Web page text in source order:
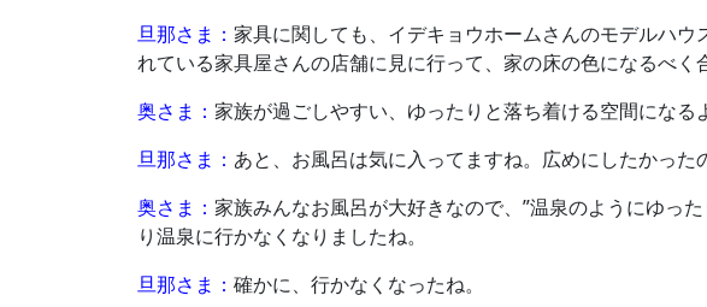
旦那さま： 家具に関しても、イデキョウホームさんのモデルハ
れている家具屋さんの店舗に見に行って、家の床の色になるべく
奥さま： 家族が過ごしやすい、ゆったりと落ち着ける空間になる
旦那さま： あと、お風呂は気に入ってますね。広めにしたかった
奥さま： 家族みんなお風呂が大好きなので、”温泉のようにゆっ
り温泉に行かなくなりましたね。
旦那さま： 確かに、行かなくなったね。